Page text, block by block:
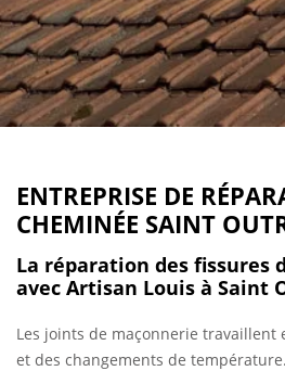
ENTREPRISE DE
CHEMINÉE SAINT
La réparation des fissures
avec Artisan Louis à Saint
Les joints de maçonnerie travaillent
et des changements de